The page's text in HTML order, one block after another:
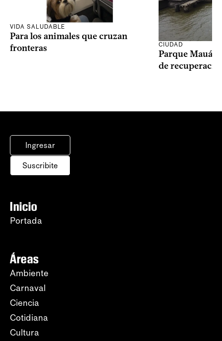
VIDA SALUDABLE
Para los animales que cruzan
fronteras
CIUDAD
Parque Mauá
de
Ingresar
Suscribite
Inicio
Portada
Áreas
Ambiente
Carnaval
Ciencia
Cotidiana
Cultura